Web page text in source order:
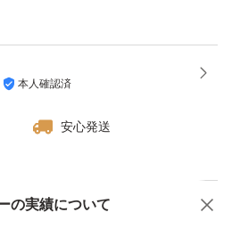
本人確認済
安心発送
の実績について商品への質問